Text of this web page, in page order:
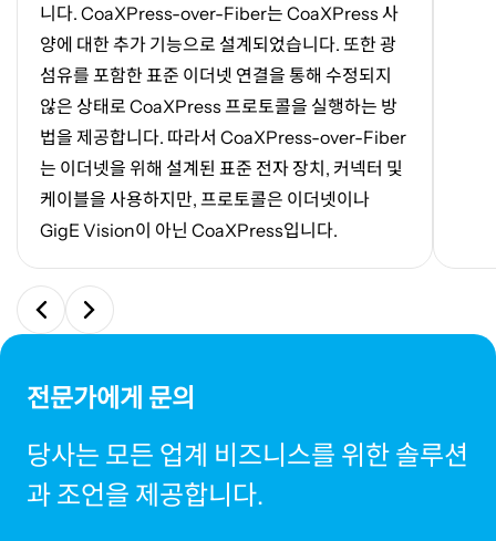
니다. CoaXPress-over-Fiber는 CoaXPress 사
양에 대한 추가 기능으로 설계되었습니다. 또한 광
섬유를 포함한 표준 이더넷 연결을 통해 수정되지
않은 상태로 CoaXPress 프로토콜을 실행하는 방
법을 제공합니다. 따라서 CoaXPress-over-Fiber
는 이더넷을 위해 설계된 표준 전자 장치, 커넥터 및
케이블을 사용하지만, 프로토콜은 이더넷이나
GigE Vision이 아닌 CoaXPress입니다.
전문가에게 문의
당사는 모든 업계 비즈니스를 위한 솔루션
과 조언을 제공합니다.